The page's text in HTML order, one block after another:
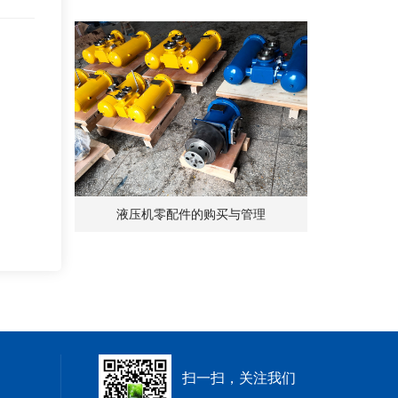
液压机零配件的购买与管理
扫一扫，关注我们